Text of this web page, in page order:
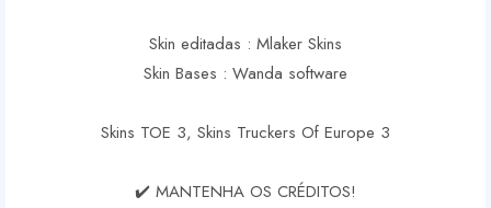
Skin editadas : Mlaker Skins
Skin Bases : Wanda software
Skins TOE 3, Skins Truckers Of Europe 3
✔️ MANTENHA OS CRÉDITOS!